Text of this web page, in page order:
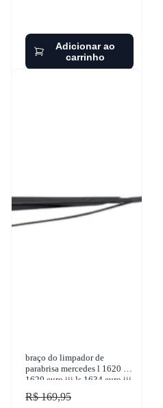
Adicionar ao
carrinho
braço do limpador de
parabrisa mercedes l 1620 l
1620 euro iii ls 1634 euro iii
ls 1938 ls 1634 2000-2011
granero
R$ 169,95